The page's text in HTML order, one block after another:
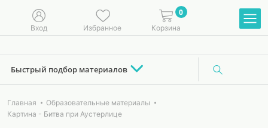
Вход Избранное
0
Корзина
Быстрый подбор материалов
Главная
Образовательные материалы
Картина - Битва при Аустерлице